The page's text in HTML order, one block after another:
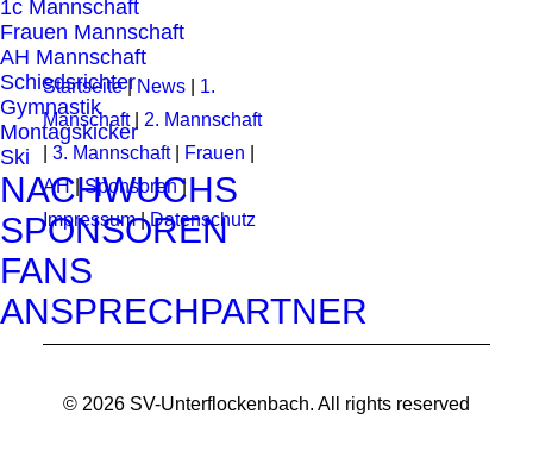
1c Mannschaft
Frauen Mannschaft
AH Mannschaft
Schiedsrichter
Gymnastik
Montagskicker
Ski
NACHWUCHS
SPONSOREN
FANS
ANSPRECHPARTNER
Startseite|News
1.
Manschaft| 2. Mannschaft
3. Mannschaft| Frauen
AH|Sponsoren|
Impressum|Datenschutz
© 2026 SV-Unterflockenbach. All rights reserved